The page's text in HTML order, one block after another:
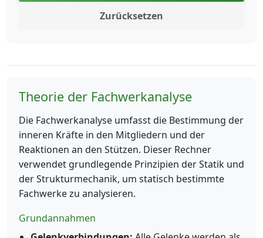
Zurücksetzen
Theorie der Fachwerkanalyse
Die Fachwerkanalyse umfasst die Bestimmung der
inneren Kräfte in den Mitgliedern und der
Reaktionen an den Stützen. Dieser Rechner
verwendet grundlegende Prinzipien der Statik und
der Strukturmechanik, um statisch bestimmte
Fachwerke zu analysieren.
Grundannahmen